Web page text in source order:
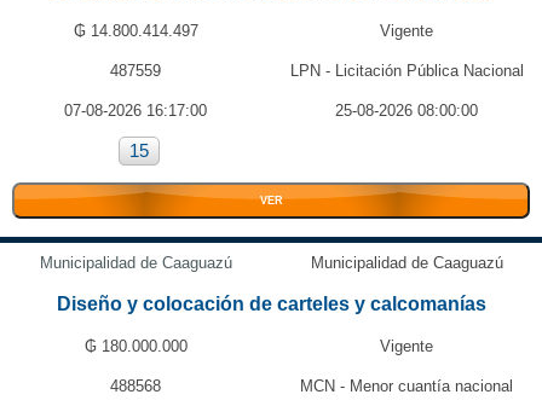
₲ 14.800.414.497 Vigente
487559 LPN - Licitación Pública Nacional
07-08-2026 16:17:00 25-08-2026 08:00:00
15
VER
Municipalidad de Caaguazú Municipalidad de Caaguazú
Diseño y colocación de carteles y calcomanías
₲ 180.000.000 Vigente
488568 MCN - Menor cuantía nacional